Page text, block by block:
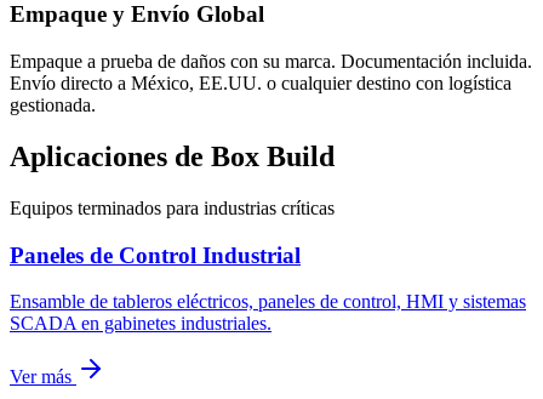
Empaque y Envío Global
Empaque a prueba de daños con su marca. Documentación incluida.
Envío directo a México, EE.UU. o cualquier destino con logística
gestionada.
Aplicaciones de Box Build
Equipos terminados para industrias críticas
Paneles de Control Industrial
Ensamble de tableros eléctricos, paneles de control, HMI y sistemas
SCADA en gabinetes industriales.
Ver más